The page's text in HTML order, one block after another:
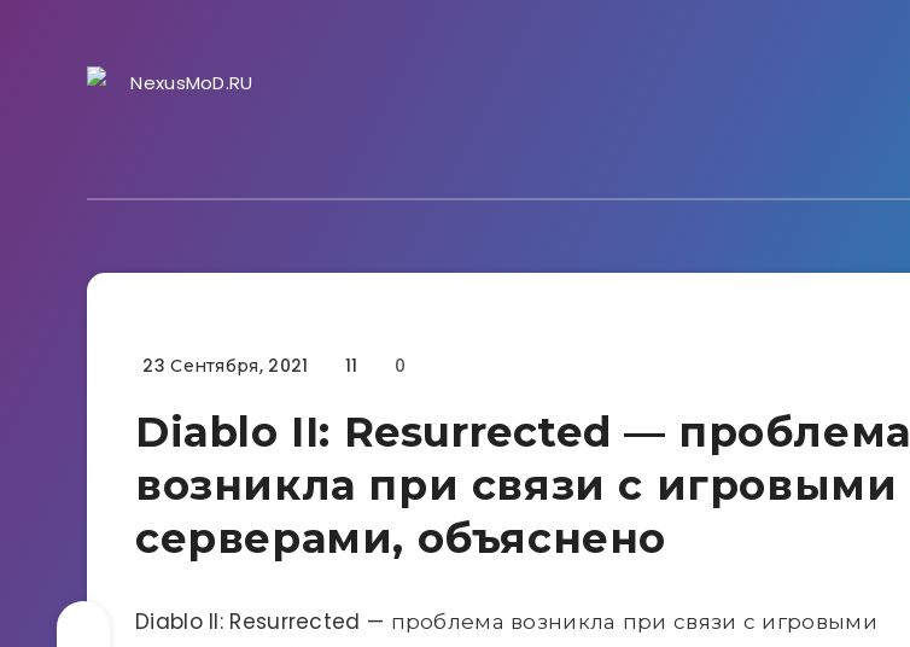
Гайды
23 Сентября, 2021 11 0
Diablo II: Resurrected — проблема
возникла при связи с игровыми
серверами, объяснено
Diablo II: Resurrected — проблема возникла при связи с игровыми